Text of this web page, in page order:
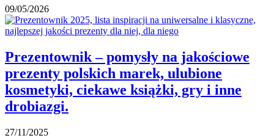
09/05/2026
Prezentownik – pomysły na jakościowe
prezenty polskich marek, ulubione
kosmetyki, ciekawe książki, gry i inne
drobiazgi.
27/11/2025